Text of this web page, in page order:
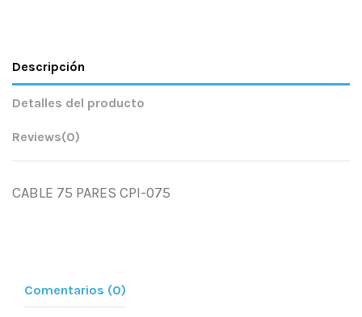
Descripción
Detalles del producto
Reviews(0)
CABLE 75 PARES CPI-075
Comentarios (0)